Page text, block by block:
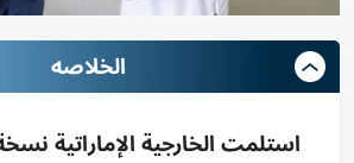
الخلاصه
استلمت الخارجية الإماراتية